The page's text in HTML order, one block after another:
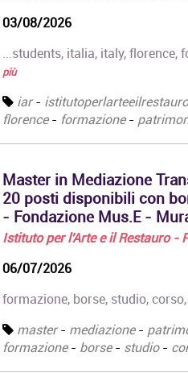
03/08/2026
...students, italia, italy,
più
iar- istitutoperlarteeilrestauro
florence- formazione-
Master in Mediazione
20 posti disponibili con
- Fondazione Mus.E -
Istituto per l'Arte e il Restauro -
06/07/2026
formazione, borse, studio,
master- mediazione-
formazione- borse- studio-